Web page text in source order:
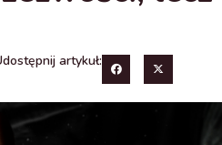
artykuł: